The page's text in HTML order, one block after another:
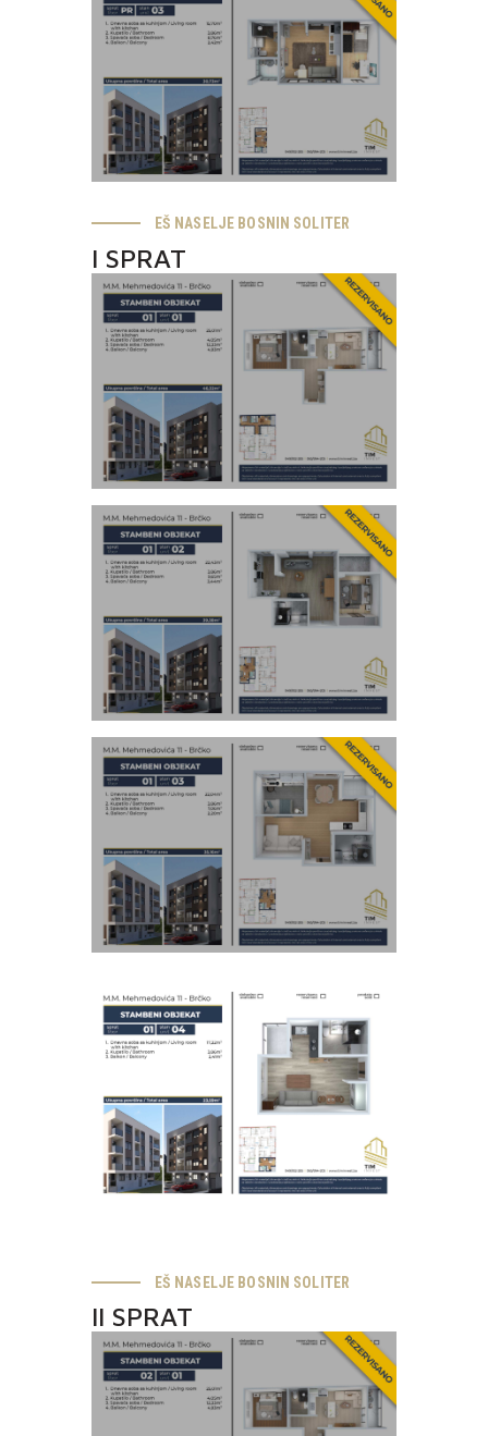
EŠ NASELJE BOSNIN SOLITER
I SPRAT
EŠ NASELJE BOSNIN SOLITER
II SPRAT